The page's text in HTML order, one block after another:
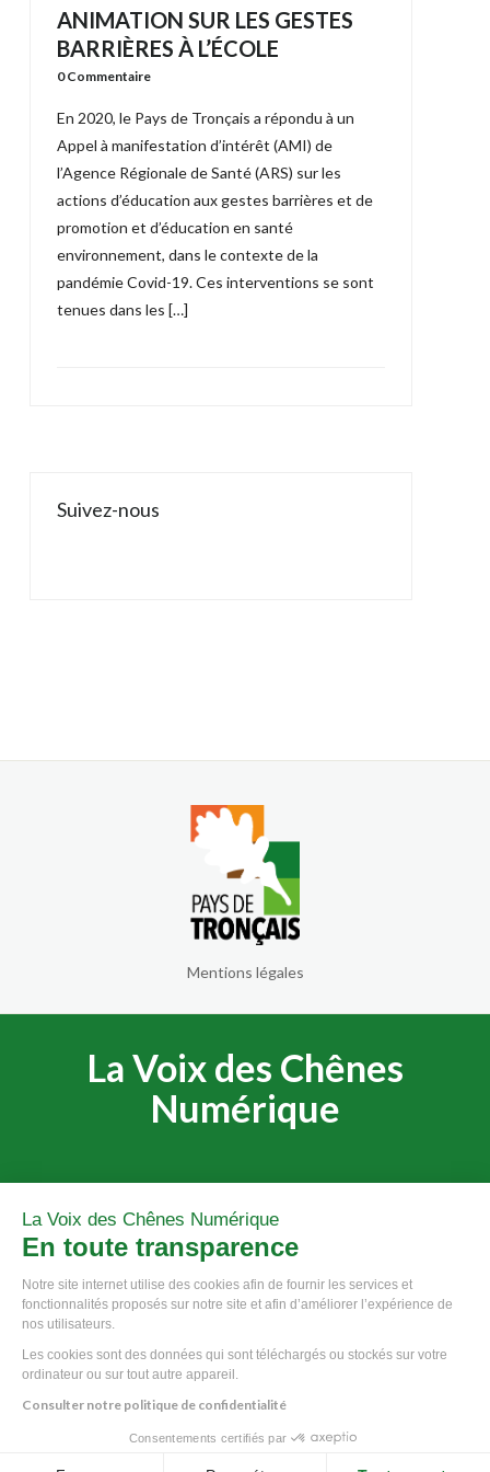
ANIMATION SUR LES GESTES
BARRIÈRES À L’ÉCOLE
0 Commentaire
En 2020, le Pays de Tronçais a répondu à un
Appel à manifestation d’intérêt (AMI) de
l’Agence Régionale de Santé (ARS) sur les
actions d’éducation aux gestes barrières et de
promotion et d’éducation en santé
environnement, dans le contexte de la
pandémie Covid-19. Ces interventions se sont
tenues dans les […]
Suivez-nous
Mentions légales
La Voix des Chênes
Numérique
© 2020 - Communauté de Communes du Pays de Tronçais.
La Voix des Chênes Numérique
En toute transparence
Notre site internet utilise des cookies afin de fournir les services et
fonctionnalités proposés sur notre site et afin d’améliorer l’expérience de
nos utilisateurs.
Les cookies sont des données qui sont téléchargés ou stockés sur votre
ordinateur ou sur tout autre appareil.
Consulter notre politique de confidentialité
Consentements certifiés par